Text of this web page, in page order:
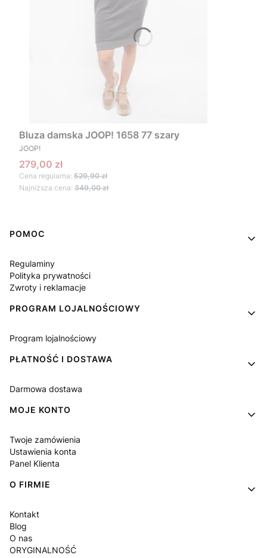
Bluza damska JOOP! 1658 77 szary
PRODUCENT
JOOP!
Cena promocyjna
279,00 zł
Cena regularna: 529,90 zł
Najniższa cena: 349,00 zł
Linki w stopce
POMOC
Regulaminy
Polityka prywatności
Zwroty i reklamacje
PROGRAM LOJALNOŚCIOWY
Program lojalnościowy
PŁATNOŚĆ I DOSTAWA
Darmowa dostawa
MOJE KONTO
Twoje zamówienia
Ustawienia konta
Panel Klienta
O FIRMIE
Kontakt
Blog
O nas
ORYGINALNOŚĆ